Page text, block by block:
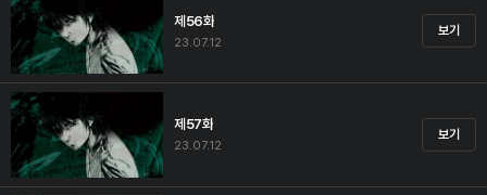
제56화
23.07.12
보기
제57화
23.07.12
보기